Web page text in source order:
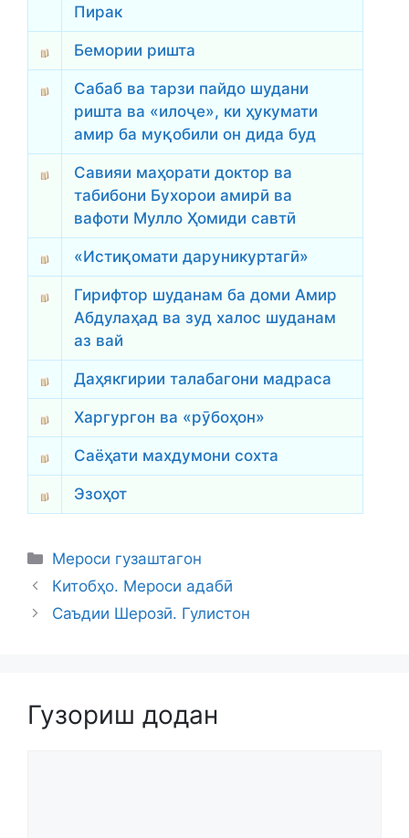
Пирак
Бемории ришта
Сабаб ва тарзи пайдо шудани
ришта ва «илоҷе», ки ҳукумати
амир ба муқобили он дида буд
Савияи маҳорати доктор ва
табибони Бухорои амирӣ ва
вафоти Мулло Ҳомиди савтӣ
«Истиқомати даруникуртагӣ»
Гирифтор шуданам ба доми Амир
Абдулаҳад ва зуд халос шуданам
аз вай
Даҳякгирии талабагони мадраса
Харгургон ва «рӯбоҳон»
Саёҳати махдумони сохта
Эзоҳот
Categories
Мероси гузаштагон
Китобҳо. Мероси адабӣ
Саъдии Шерозӣ. Гулистон
Гузориш додан